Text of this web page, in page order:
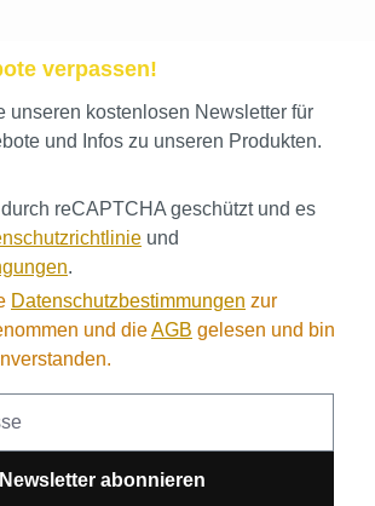
verpassen!
unseren kostenlosen Newsletter für
und Infos zu unseren Produkten.
reCAPTCHA geschützt und es
und
.
Datenschutzbestimmungen zur
und dieAGB gelesen und bin
Newsletter abonnieren